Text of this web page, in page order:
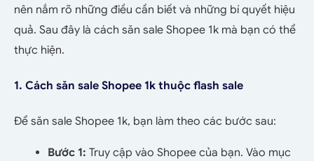
nên nắm rõ những điều cần biết và những bí quyết hiệu
quả. Sau đây là cách săn sale Shopee 1k mà bạn có thể
thực hiện.
1. Cách săn sale Shopee 1k thuộc flash sale
Để săn sale Shopee 1k, bạn làm theo các bước sau:
Bước 1: Truy cập vào Shopee của bạn. Vào mục